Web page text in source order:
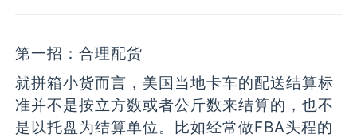
第一招：合理配货
就拼箱小货而言，美国当地卡车的配送结算标
准并不是按立方数或者公斤数来结算的，也不
是以托盘为结算单位。比如经常做FBA头程的